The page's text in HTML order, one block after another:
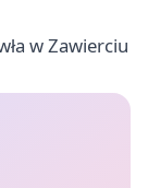
w Zawierciu